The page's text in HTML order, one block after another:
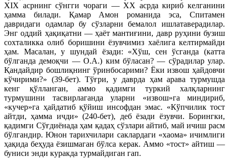
ХIХ асрнинг сўнгги чораги — ХХ асрда кириб келганини
ҳамма билади. Қамар Амон романида эса, Спитамен
давридаги одамлар бу сўзларни бемалол ишлатаверадилар.
Энг оддий ҳақиқатни — ҳаёт мантиғини, давр руҳини бузиш
сохталикка олиб боришини ёзувчимиз хаёлига келтирмайди
ҳам. Масалан, у шундай ёзади: «Хўш, сен ўсганда (катта
бўлганда демоқчи — О.А.) ким бўласан? — сўрадилар улар.
Қандайдир бошлиқнинг ўринбосарими? Ёки извош ҳайдовчи
кўчирими?» (39-бет). Тўғри, у даврда ҳам арава турмушда
кенг қўлланган, аммо қадимги туркий халқларнинг
турмушини тасвирлаганда уларни «извош»га миндириб,
«кучер»га ҳайдатиб қўйиш инсофдан эмас. «Кўпчилик тост
айтди, ҳамма ичди» (240-бет), деб ёзади ёзувчи. Борингки,
қадимги Сўғдиёнада ҳам қадаҳ сўзлари айтиб, май ичиш расм
бўлгандир. Юнон тарихчилари саклардаги «хаома» ичимлиги
ҳақида беҳуда ёзишмаган бўлса керак. Аммо «тост» айтиш —
буниси энди куракда турмайдиган гап.